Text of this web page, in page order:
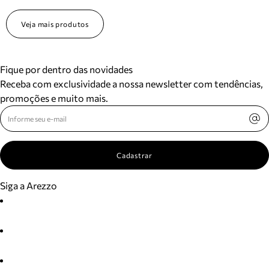
Veja mais produtos
Fique por dentro das novidades
Receba com exclusividade a nossa newsletter com tendências,
promoções e muito mais.
Cadastrar
Siga a Arezzo